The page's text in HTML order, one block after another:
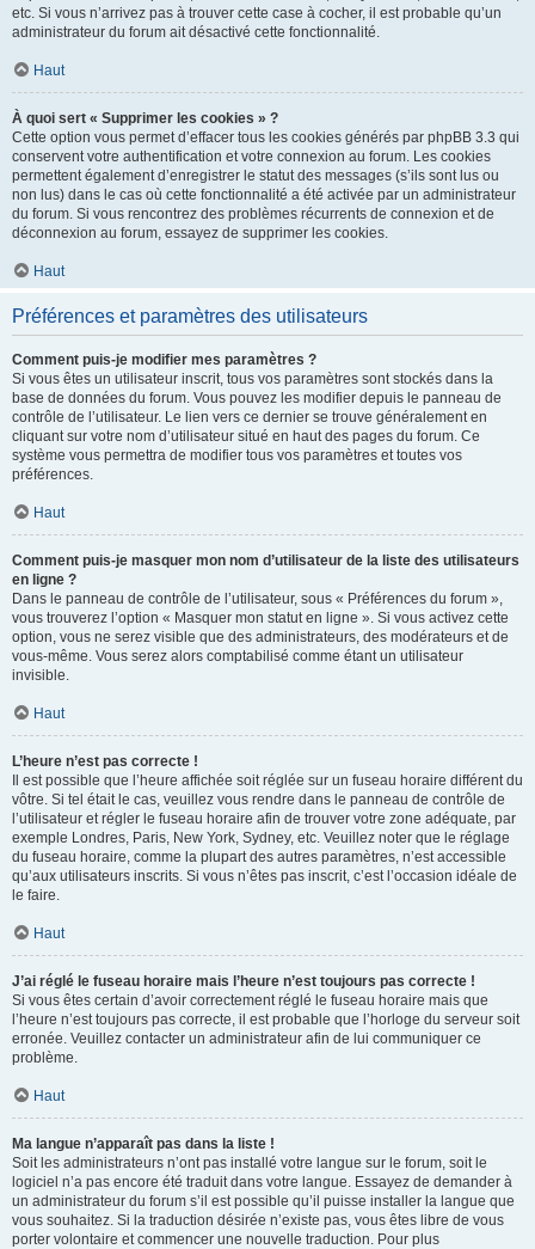
etc. Si vous n’arrivez pas à trouver cette case à cocher, il est probable qu’un
administrateur du forum ait désactivé cette fonctionnalité.
Haut
À quoi sert « Supprimer les cookies » ?
Cette option vous permet d’effacer tous les cookies générés par phpBB 3.3 qui
conservent votre authentification et votre connexion au forum. Les cookies
permettent également d’enregistrer le statut des messages (s’ils sont lus ou
non lus) dans le cas où cette fonctionnalité a été activée par un administrateur
du forum. Si vous rencontrez des problèmes récurrents de connexion et de
déconnexion au forum, essayez de supprimer les cookies.
Haut
Préférences et paramètres des utilisateurs
Comment puis-je modifier mes paramètres ?
Si vous êtes un utilisateur inscrit, tous vos paramètres sont stockés dans la
base de données du forum. Vous pouvez les modifier depuis le panneau de
contrôle de l’utilisateur. Le lien vers ce dernier se trouve généralement en
cliquant sur votre nom d’utilisateur situé en haut des pages du forum. Ce
système vous permettra de modifier tous vos paramètres et toutes vos
préférences.
Haut
Comment puis-je masquer mon nom d’utilisateur de la liste des utilisateurs
en ligne ?
Dans le panneau de contrôle de l’utilisateur, sous « Préférences du forum »,
vous trouverez l’option « Masquer mon statut en ligne ». Si vous activez cette
option, vous ne serez visible que des administrateurs, des modérateurs et de
vous-même. Vous serez alors comptabilisé comme étant un utilisateur
invisible.
Haut
L’heure n’est pas correcte !
Il est possible que l’heure affichée soit réglée sur un fuseau horaire différent du
vôtre. Si tel était le cas, veuillez vous rendre dans le panneau de contrôle de
l’utilisateur et régler le fuseau horaire afin de trouver votre zone adéquate, par
exemple Londres, Paris, New York, Sydney, etc. Veuillez noter que le réglage
du fuseau horaire, comme la plupart des autres paramètres, n’est accessible
qu’aux utilisateurs inscrits. Si vous n’êtes pas inscrit, c’est l’occasion idéale de
le faire.
Haut
J’ai réglé le fuseau horaire mais l’heure n’est toujours pas correcte !
Si vous êtes certain d’avoir correctement réglé le fuseau horaire mais que
l’heure n’est toujours pas correcte, il est probable que l’horloge du serveur soit
erronée. Veuillez contacter un administrateur afin de lui communiquer ce
problème.
Haut
Ma langue n’apparaît pas dans la liste !
Soit les administrateurs n’ont pas installé votre langue sur le forum, soit le
logiciel n’a pas encore été traduit dans votre langue. Essayez de demander à
un administrateur du forum s’il est possible qu’il puisse installer la langue que
vous souhaitez. Si la traduction désirée n’existe pas, vous êtes libre de vous
porter volontaire et commencer une nouvelle traduction. Pour plus